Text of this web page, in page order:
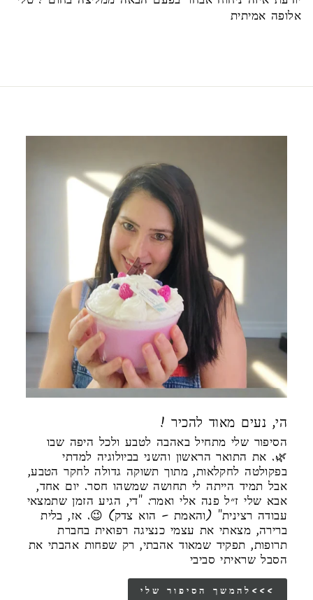
אלופה אמיתית
! הי, נעים מאוד להכיר
הסיפור שלי מתחיל באהבה לטבע ולכל היפה שבו
🌿. את התואר הראשון והשני בביולוגיה למדתי
בפקולטה לחקלאות, מתוך תשוקה גדולה לחקר הטבע,
אבל תמיד הייתה לי תחושה שמשהו חסר. יום אחד,
אבא שלי ז״ל פנה אלי ואמר: "די, הגיע הזמן שתמצאי
עבודה רצינית" (והאמת – הוא צדק) 😉. אז, בלית
ברירה, מצאתי את עצמי כנציגה רפואית בחברת
תרופות, תפקיד שמאוד אהבתי, רק שפחות אהבתי את
הסבל שראיתי סביבי
להמשך הסיפור שלי<<<